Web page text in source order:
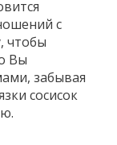
с
чтобы
Вы
забывая
сосисок